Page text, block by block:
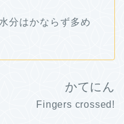
分はかならず多め
かてにん
Fingers crossed!